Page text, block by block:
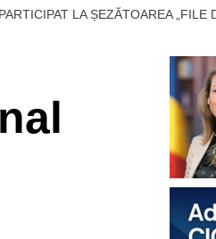
LA ȘEZĂTOAREA „FILE